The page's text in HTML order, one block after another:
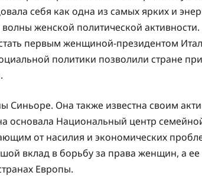
себя как одна из самых ярких и
женской политической активности.
первым женщиной-президентом
политики позволили стране
Синьоре. Она также известна своим
основала Национальный центр
от насилия и экономических
вклад в борьбу за права женщин, а ее
Европы.